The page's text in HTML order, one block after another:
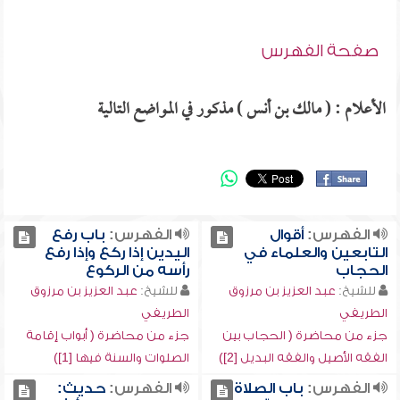
صفحة الفهرس
الأعلام : ( مالك بن أنس ) مذكور في المواضع التالية
الفهرس:أقوال
التابعين والعلماء في
الحجاب
للشيخ: عبد العزيز بن مرزوق
الطريفي
جزء من محاضرة ( الحجاب بين
الفقه الأصيل والفقه البديل [2])
الفهرس: باب رفع
اليدين إذا ركع وإذا رفع
رأسه من الركوع
للشيخ: عبد العزيز بن مرزوق
الطريفي
جزء من محاضرة ( أبواب إقامة
الصلوات والسنة فيها [1])
الفهرس: باب الصلاة
الفهرس:حديث: